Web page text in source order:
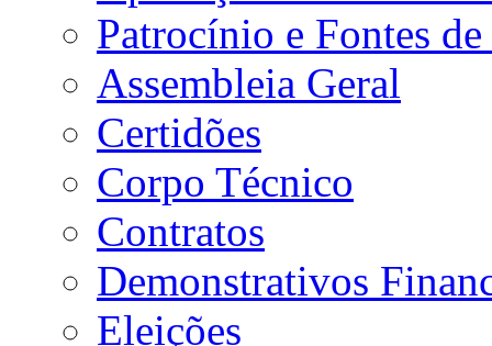
Patrocínio e Fontes de
Assembleia Geral
Certidões
Corpo Técnico
Contratos
Demonstrativos
Eleições